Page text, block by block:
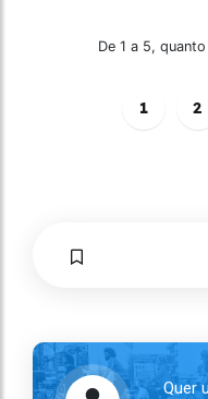
De 1 a 5,
1 2
Quer